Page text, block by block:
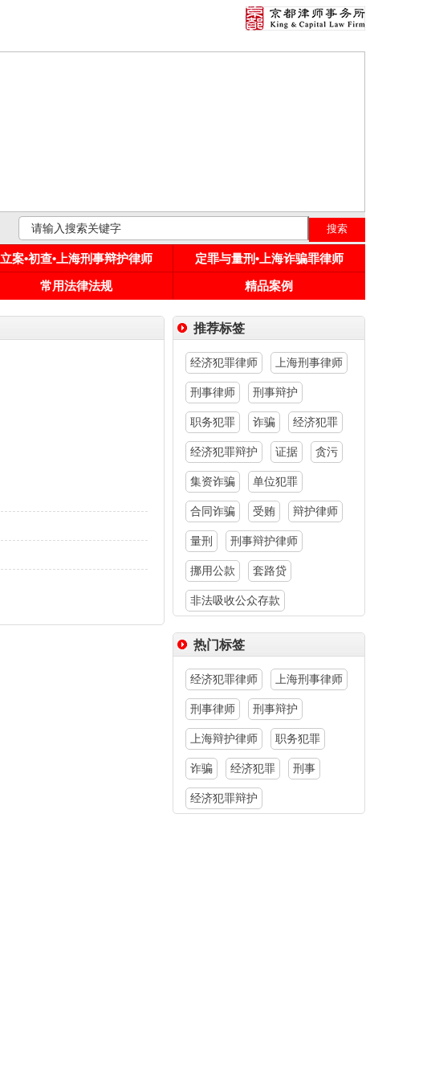
立案•初查•上海刑事辩护律师
定罪与量刑•上海诈骗罪律师
常用法律法规 精品案例
推荐标签
经济犯罪律师 上海刑事律师
刑事律师 刑事辩护
职务犯罪 诈骗 经济犯罪
经济犯罪辩护 证据 贪污
集资诈骗 单位犯罪
合同诈骗 受贿 辩护律师
量刑 刑事辩护律师
挪用公款 套路贷
非法吸收公众存款
热门标签
经济犯罪律师 上海刑事律师
刑事律师 刑事辩护
上海辩护律师 职务犯罪
诈骗 经济犯罪 刑事
经济犯罪辩护